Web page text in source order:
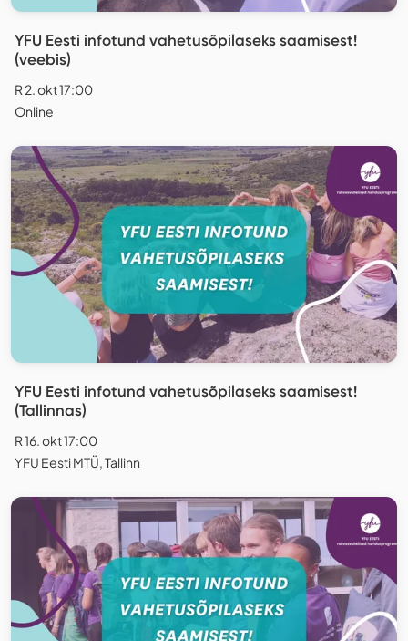
YFU Eesti infotund vahetusõpilaseks saamisest!
(veebis)
R 2. okt 17:00
Online
YFU Eesti infotund vahetusõpilaseks saamisest!
(Tallinnas)
R 16. okt 17:00
YFU Eesti MTÜ, Tallinn